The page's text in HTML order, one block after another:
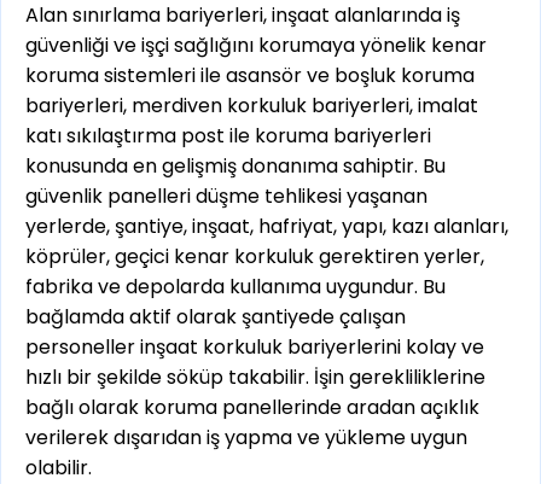
Alan sınırlama bariyerleri, inşaat alanlarında iş
güvenliği ve işçi sağlığını korumaya yönelik kenar
koruma sistemleri ile asansör ve boşluk koruma
bariyerleri, merdiven korkuluk bariyerleri, imalat
katı sıkılaştırma post ile koruma bariyerleri
konusunda en gelişmiş donanıma sahiptir. Bu
güvenlik panelleri düşme tehlikesi yaşanan
yerlerde, şantiye, inşaat, hafriyat, yapı, kazı alanları,
köprüler, geçici kenar korkuluk gerektiren yerler,
fabrika ve depolarda kullanıma uygundur. Bu
bağlamda aktif olarak şantiyede çalışan
personeller inşaat korkuluk bariyerlerini kolay ve
hızlı bir şekilde söküp takabilir. İşin gerekliliklerine
bağlı olarak koruma panellerinde aradan açıklık
verilerek dışarıdan iş yapma ve yükleme uygun
olabilir.